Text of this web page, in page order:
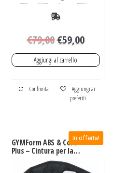
€79,00€59,00
Aggiungi al carrello
Confronta
Aggiungi ai
preferiti
GYMForm ABS & Core
Plus – Cintura per la
Tonificazione dei
Muscoli Addominali
In offerta!